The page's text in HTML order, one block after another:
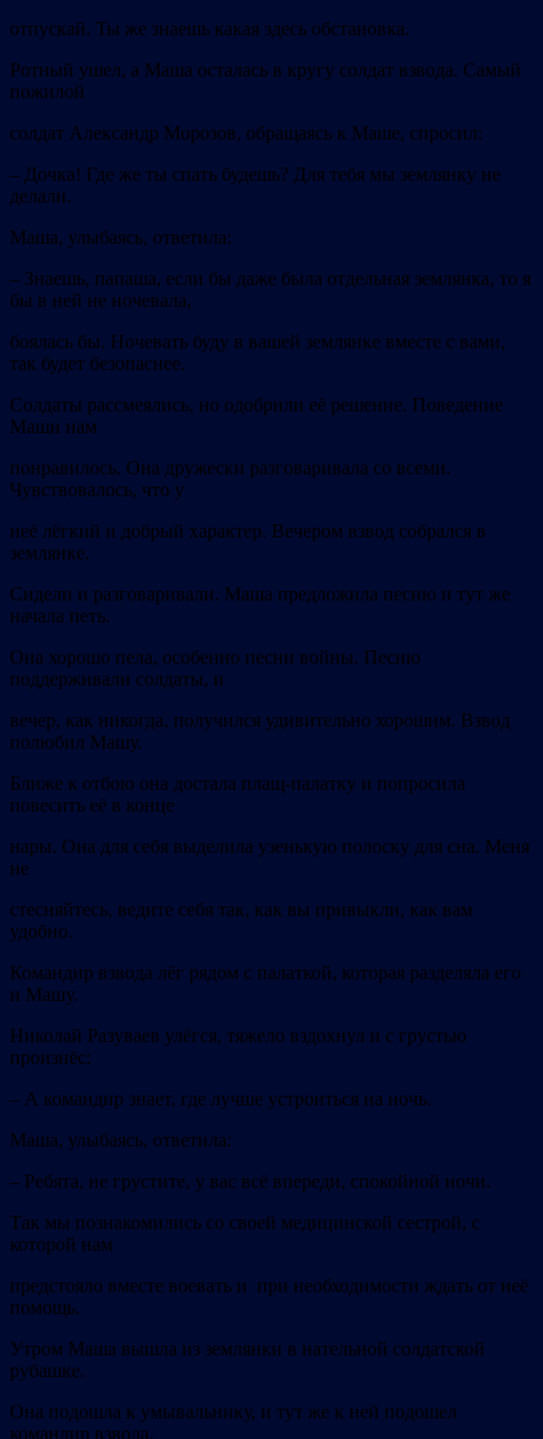
отпускай. Ты же знаешь какая здесь обстановка.
Ротный ушел, а Маша осталась в кругу солдат взвода. Самый
пожилой
солдат Александр Морозов, обращаясь к Маше, спросил:
– Дочка! Где же ты спать будешь? Для тебя мы землянку не
делали.
Маша, улыбаясь, ответила:
– Знаешь, папаша, если бы даже была отдельная землянка, то я
бы в ней не ночевала,
боялась бы. Ночевать буду в вашей землянке вместе с вами,
так будет безопаснее.
Солдаты рассмеялись, но одобрили её решение. Поведение
Маши нам
понравилось. Она дружески разговаривала со всеми.
Чувствовалось, что у
неё лёгкий и добрый характер. Вечером взвод собрался в
землянке.
Сидели и разговаривали. Маша предложила песню и тут же
начала петь.
Она хорошо пела, особенно песни войны. Песню
поддерживали солдаты, и
вечер, как никогда, получился удивительно хорошим. Взвод
полюбил Машу.
Ближе к отбою она достала плащ-палатку и попросила
повесить её в конце
нары. Она для себя выделила узенькую полоску для сна. Меня
не
стесняйтесь, ведите себя так, как вы привыкли, как вам
удобно.
Командир взвода лёг рядом с палаткой, которая разделяла его
и Машу.
Николай Разуваев улёгся, тяжело вздохнул и с грустью
произнёс:
– А командир знает, где лучше устроиться на ночь.
Маша, улыбаясь, ответила:
– Ребята, не грустите, у вас всё впереди, спокойной ночи.
Так мы познакомились со своей медицинской сестрой, с
которой нам
предстояло вместе воевать и при необходимости ждать от неё
помощь.
Утром Маша вышла из землянки в нательной солдатской
рубашке.
Она подошла к умывальнику, и тут же к ней подошел
командир взвода.